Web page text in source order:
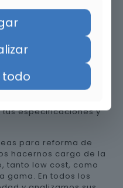
el baño en
especificaciones y
para reforma de
hacernos cargo de la
tanto low cost, como
gama. En todos los
todo